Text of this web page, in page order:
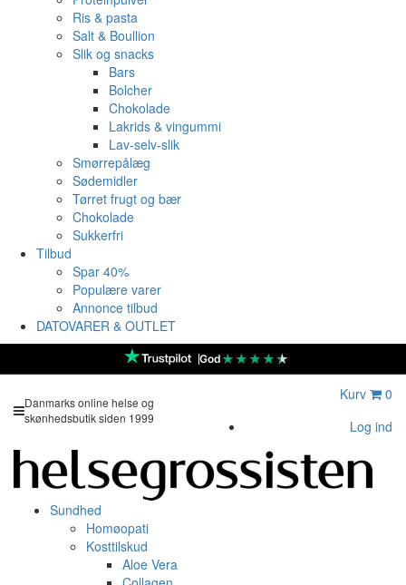
Ris & pasta
Salt & Boullion
Slik og snacks
Bars
Bolcher
Chokolade
Lakrids & vingummi
Lav-selv-slik
Smørrepålæg
Sødemidler
Tørret frugt og bær
Chokolade
Sukkerfri
Tilbud
Spar 40%
Populære varer
Annonce tilbud
DATOVARER & OUTLET
God★★★★★
Danmarks online helse og
skønhedsbutik siden 1999
Kurv
0
Log ind
Sundhed
Homøopati
Kosttilskud
Aloe Vera